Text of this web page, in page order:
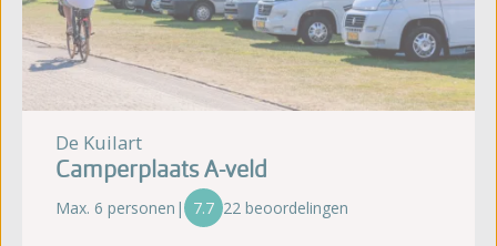
De Kuilart
Camperplaats A-veld
Max. 6 personen | 7.7 22 beoordelingen